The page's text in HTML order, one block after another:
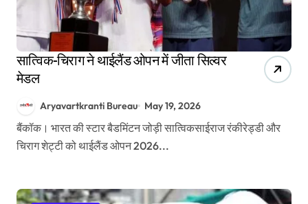
सात्विक-चिराग ने थाईलैंड ओपन में जीता सिल्वर
मेडल
Aryavartkranti Bureau May 19, 2026
बैंकॉक। भारत की स्टार बैडमिंटन जोड़ी सात्विकसाईराज रंकीरेड्डी और
चिराग शेट्टी को थाईलैंड ओपन 2026...